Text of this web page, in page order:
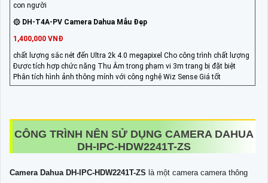
con người
۞ DH-T4A-PV Camera Dahua Mẫu Đẹp
1,400,000 VNĐ
chất lượng sắc nét đến Ultra 2k 4.0 megapixel Cho công trình chất lượng
Được tích hợp chức năng Thu Âm trong phạm vi 3m trang bị đặt biệt
Phân tích hình ảnh thông mính với công nghệ Wiz Sense Giá tốt
CÔNG TRÌNH NÊN SỬ DỤNG CAMERA DAHUA
DH-IPC-HDW2241T-ZS
Camera Dahua DH-IPC-HDW2241T-ZS là một camera camera thông